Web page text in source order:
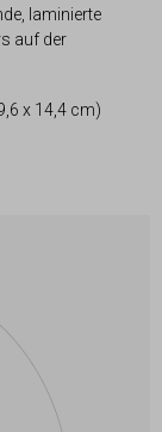
laminierte
auf der
x 14,4 cm)